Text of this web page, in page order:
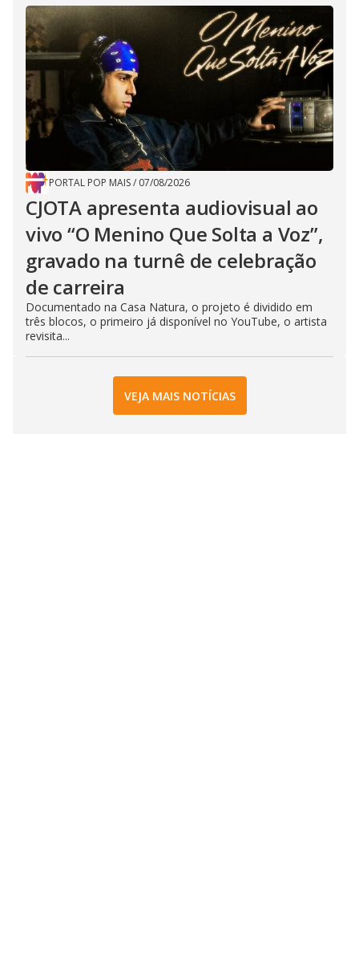
PORTAL POP MAIS/ 07/08/2026
CJOTA apresenta audiovisual ao
vivo “O Menino Que Solta a Voz”,
gravado na turnê de celebração
de carreira
Documentado na Casa Natura, o projeto é dividido em
três blocos, o primeiro já disponível no YouTube, o artista
revisita...
VEJA MAIS NOTÍCIAS